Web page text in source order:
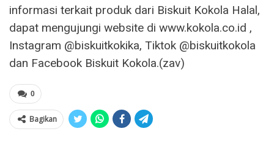
informasi terkait produk dari Biskuit Kokola Halal,
dapat mengujungi website di www.kokola.co.id ,
Instagram @biskuitkokika, Tiktok @biskuitkokola
dan Facebook Biskuit Kokola.(zav)
0
Bagikan